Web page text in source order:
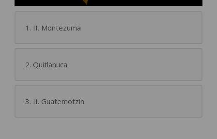
1. II. Montezuma
2. Quitlahuca
3. II. Guatemotzin